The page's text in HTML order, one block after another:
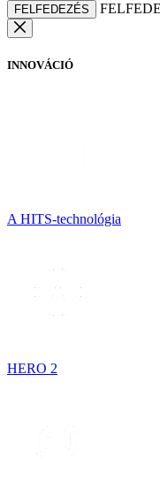
FELFEDEZÉS
INNOVÁCIÓ
A HITS-technológia
HERO 2